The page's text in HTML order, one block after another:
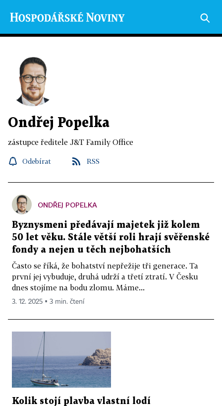
Ondřej Popelka
zástupce ředitele J&T Family Office
Odebírat RSS
ONDŘEJ POPELKA
Byznysmeni předávají majetek již kolem
50 let věku. Stále větší roli hrají svěřenské
fondy a nejen u těch nejbohatších
Často se říká, že bohatství nepřežije tři generace. Ta
první jej vybuduje, druhá udrží a třetí ztratí. V Česku
dnes stojíme na bodu zlomu. Máme...
3. 12. 2025 ▪ 3 min. čtení
Kolik stojí plavba vlastní lodí